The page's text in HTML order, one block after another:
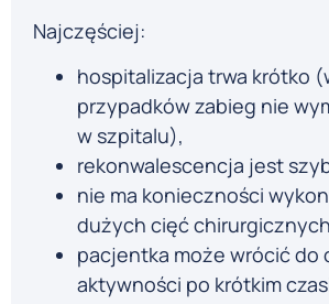
Najczęściej:
hospitalizacja trwa krótko
przypadków zabieg nie
w szpitalu),
rekonwalescencja jest
nie ma konieczności
dużych cięć
pacjentka może wrócić do
aktywności po krótkim